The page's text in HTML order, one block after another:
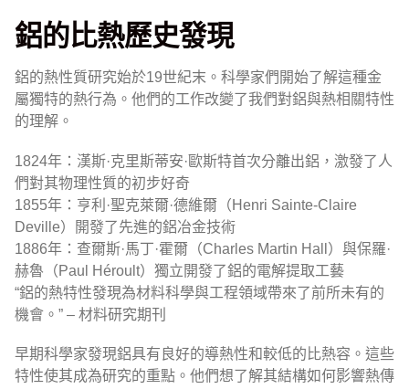
鋁的比熱歷史發現
鋁的熱性質研究始於19世紀末。科學家們開始了解這種金
屬獨特的熱行為。他們的工作改變了我們對鋁與熱相關特性
的理解。
1824年：漢斯·克里斯蒂安·歐斯特首次分離出鋁，激發了人
們對其物理性質的初步好奇
1855年：亨利·聖克萊爾·德維爾（Henri Sainte-Claire
Deville）開發了先進的鋁冶金技術
1886年：查爾斯·馬丁·霍爾（Charles Martin Hall）與保羅·
赫魯（Paul Héroult）獨立開發了鋁的電解提取工藝
“鋁的熱特性發現為材料科學與工程領域帶來了前所未有的
機會。” – 材料研究期刊
早期科學家發現鋁具有良好的導熱性和較低的比熱容。這些
特性使其成為研究的重點。他們想了解其結構如何影響熱傳